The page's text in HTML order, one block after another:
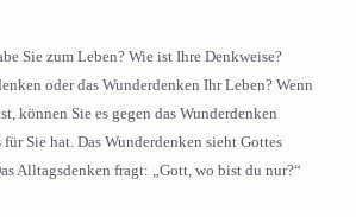
Sie zum Leben? Wie ist Ihre Denkweise?
oder das Wunderdenken Ihr Leben? Wenn
können Sie es gegen das Wunderdenken
für Sie hat. Das Wunderdenken sieht Gottes
Alltagsdenken fragt: „Gott, wo bist du nur?“